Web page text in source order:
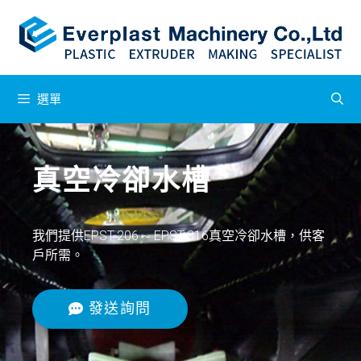
選單
真空冷卻水槽
我們提供EPST-206 ~ EPST-816真空冷卻水槽，供客
戶所需。
發送詢問